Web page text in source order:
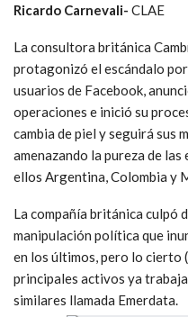
Ricardo Carnevali- CLAE
La consultora británica
protagonizó el escándalo
usuarios de Facebook,
operaciones e inició su
cambia de piel y seguirá sus
amenazando la pureza de
ellos Argentina, Colombia y
La compañía británica culpó
manipulación política que
en los últimos, pero lo cierto
principales activos ya
similares llamada Emerdata.